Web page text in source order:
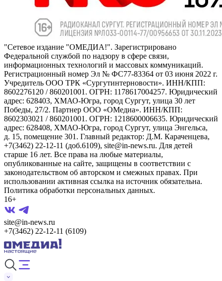
"Сетевое издание "ОМЕДИА!". Зарегистрировано
Федеральной службой по надзору в сфере связи,
информационных технологий и массовых коммуникаций.
Регистрационный номер Эл № ФС77-83364 от 03 июня 2022 г.
Учредитель ООО ТРК «Сургутинтерновости». ИНН/КПП:
8602276120 / 860201001. ОГРН: 1178617004257. Юридический
адрес: 628403, ХМАО-Югра, город Сургут, улица 30 лет
Победы, 27/2. Партнер ООО «ОМедиа». ИНН/КПП:
8602303021 / 860201001. ОГРН: 1218600006635. Юридический
адрес: 628408, ХМАО-Югра, город Сургут, улица Энгельса,
д. 15, помещение 301. Главный редактор: Д.М. Караченцева,
+7(3462) 22-12-11 (доб.6109), site@in-news.ru. Для детей
старше 16 лет. Все права на любые материалы,
опубликованные на сайте, защищены в соответствии с
законодательством об авторском и смежных правах. При
использовании активная ссылка на источник обязательна.
Политика обработки персональных данных.
16+
site@in-news.ru
+7(3462) 22-12-11 (6109)